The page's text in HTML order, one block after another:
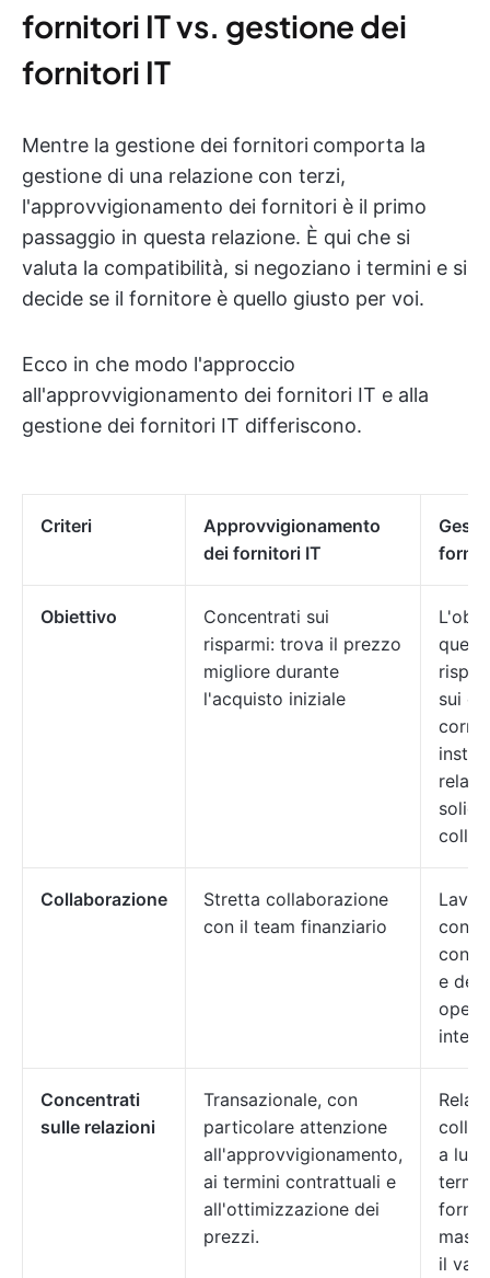
fornitori IT vs. gestione dei
fornitori IT
Mentre la gestione dei fornitori comporta la
gestione di una relazione con terzi,
l'approvvigionamento dei fornitori è il primo
passaggio in questa relazione. È qui che si
valuta la compatibilità, si negoziano i termini e si
decide se il fornitore è quello giusto per voi.
Ecco in che modo l'approccio
all'approvvigionamento dei fornitori IT e alla
gestione dei fornitori IT differiscono.
Criteri
Approvvigionamento
dei fornitori IT
Obiettivo
Concentrati sui
risparmi: trova il prezzo
migliore durante
l'acquisto iniziale
sui
Collaborazione
Stretta collaborazione
con il team finanziario
con i
e
Concentrati
sulle relazioni
Transazionale, con
particolare attenzione
all'approvvigionamento,
ai termini contrattuali e
all'ottimizzazione dei
prezzi.
a
il